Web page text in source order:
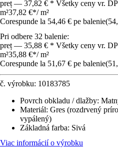
preț — 37,82 € * Všetky ceny vr.
m²37,82 €*/ m²
Corespunde la 54,46 € pe balenie(
Pri odbere 32 balenie:
preț — 35,88 € * Všetky ceny vr.
m²35,88 €*/ m²
Corespunde la 51,67 € pe balenie(
č. výrobku: 10183785
Povrch obkladu / dlažby:
Materiál: Gres (rozdrvený
vypálený)
Základná farba: Sivá
Viac informácií o výrobku